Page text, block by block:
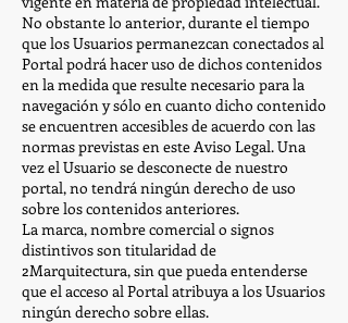
No obstante lo anterior, durante el tiempo
que los Usuarios permanezcan conectados al
Portal podrá hacer uso de dichos contenidos
en la medida que resulte necesario para la
navegación y sólo en cuanto dicho contenido
se encuentren accesibles de acuerdo con las
normas previstas en este Aviso Legal. Una
vez el Usuario se desconecte de nuestro
portal, no tendrá ningún derecho de uso
sobre los contenidos anteriores.
La marca, nombre comercial o signos
distintivos son titularidad de
2Marquitectura, sin que pueda entenderse
que el acceso al Portal atribuya a los Usuarios
ningún derecho sobre ellas.